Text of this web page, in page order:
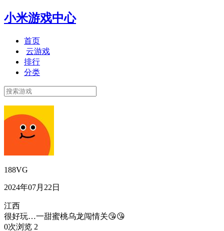
小米游戏中心
首页
云游戏
排行
分类
188VG
2024年07月22日
江西
很好玩…一甜蜜桃乌龙闯情关😘😘
0次浏览 2